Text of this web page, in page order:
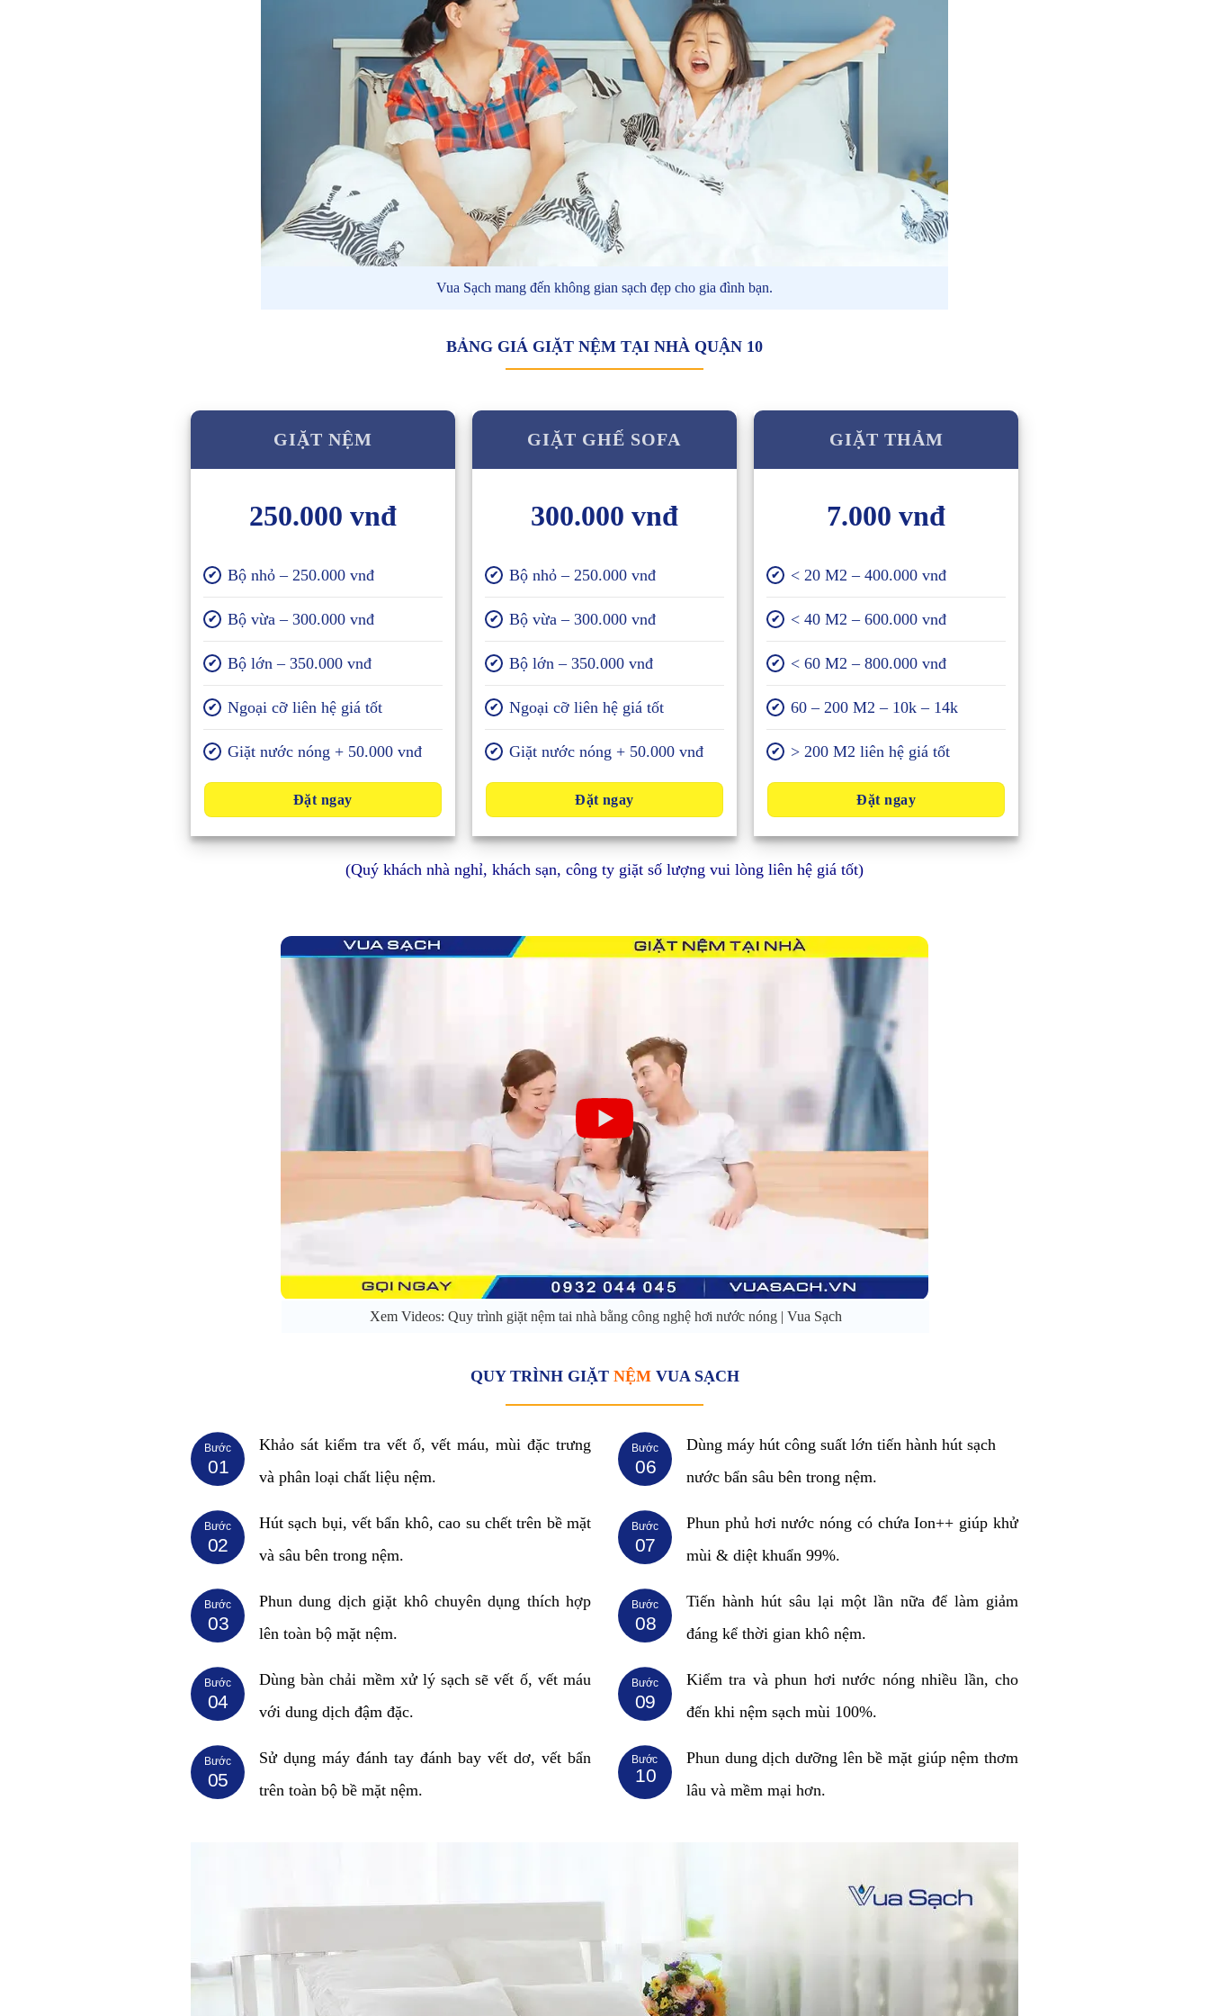
Vua Sạch mang đến không gian sạch đẹp cho gia đình bạn.
BẢNG GIÁ GIẶT NỆM TẠI NHÀ QUẬN 10
GIẶT NỆM
250.000 vnđ
✔ Bộ nhỏ – 250.000 vnđ
✔ Bộ vừa – 300.000 vnđ
✔ Bộ lớn – 350.000 vnđ
✔ Ngoại cỡ liên hệ giá tốt
✔ Giặt nước nóng + 50.000 vnđ
Đặt ngay
GIẶT GHẾ SOFA
300.000 vnđ
✔ Bộ nhỏ – 250.000 vnđ
✔ Bộ vừa – 300.000 vnđ
✔ Bộ lớn – 350.000 vnđ
✔ Ngoại cỡ liên hệ giá tốt
✔ Giặt nước nóng + 50.000 vnđ
Đặt ngay
GIẶT THẢM
7.000 vnđ
✔ < 20 M2 – 400.000 vnđ
✔ < 40 M2 – 600.000 vnđ
✔ < 60 M2 – 800.000 vnđ
✔ 60 – 200 M2 – 10k – 14k
✔ > 200 M2 liên hệ giá tốt
Đặt ngay
(Quý khách nhà nghỉ, khách sạn, công ty giặt số lượng vui lòng liên hệ giá tốt)
Xem Videos: Quy trình giặt nệm tai nhà bằng công nghệ hơi nước nóng | Vua Sạch
QUY TRÌNH GIẶT NỆMVUA SẠCH
01
Bước
Khảo sát kiểm tra vết ố, vết máu, mùi đặc trưng
và phân loại chất liệu nệm.
02
Bước
Hút sạch bụi, vết bẩn khô, cao su chết trên bề mặt
và sâu bên trong nệm.
03
Bước
Phun dung dịch giặt khô chuyên dụng thích hợp
lên toàn bộ mặt nệm.
04
Bước
Dùng bàn chải mềm xử lý sạch sẽ vết ố, vết máu
với dung dịch đậm đặc.
05
Bước
Sử dụng máy đánh tay đánh bay vết dơ, vết bẩn
trên toàn bộ bề mặt nệm.
06
Bước
Dùng máy hút công suất lớn tiến hành hút sạch
nước bẩn sâu bên trong nệm.
07
Bước
Phun phủ hơi nước nóng có chứa Ion++ giúp khử
mùi & diệt khuẩn 99%.
08
Bước
Tiến hành hút sâu lại một lần nữa để làm giảm
đáng kể thời gian khô nệm.
09
Bước
Kiểm tra và phun hơi nước nóng nhiều lần, cho
đến khi nệm sạch mùi 100%.
10
Bước
Phun dung dịch dưỡng lên bề mặt giúp nệm thơm
lâu và mềm mại hơn.